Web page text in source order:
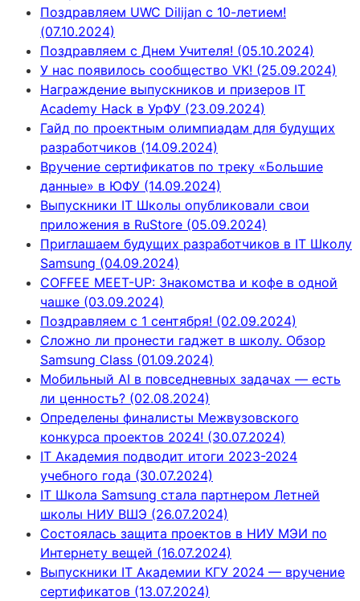
Поздравляем UWC Dilijan с 10-летием!
(07.10.2024)
Поздравляем с Днем Учителя! (05.10.2024)
У нас появилось сообщество VK! (25.09.2024)
Награждение выпускников и призеров IT
Academy Hack в УрФУ (23.09.2024)
Гайд по проектным олимпиадам для будущих
разработчиков (14.09.2024)
Вручение сертификатов по треку «Большие
данные» в ЮФУ (14.09.2024)
Выпускники IT Школы опубликовали свои
приложения в RuStore (05.09.2024)
Приглашаем будущих разработчиков в IT Школу
Samsung (04.09.2024)
COFFEE MEET-UP: Знакомства и кофе в одной
чашке (03.09.2024)
Поздравляем с 1 сентября! (02.09.2024)
Сложно ли пронести гаджет в школу. Обзор
Samsung Class (01.09.2024)
Мобильный AI в повседневных задачах — есть
ли ценность? (02.08.2024)
Определены финалисты Межвузовского
конкурса проектов 2024! (30.07.2024)
IT Академия подводит итоги 2023-2024
учебного года (30.07.2024)
IT Школа Samsung стала партнером Летней
школы НИУ ВШЭ (26.07.2024)
Состоялась защита проектов в НИУ МЭИ по
Интернету вещей (16.07.2024)
Выпускники IT Академии КГУ 2024 — вручение
сертификатов (13.07.2024)